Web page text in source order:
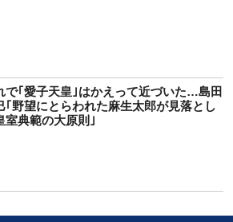
で｢愛子天皇｣はかえって近づいた…島田
｢野望にとらわれた麻生太郎が見落とし
室典範の大原則｣